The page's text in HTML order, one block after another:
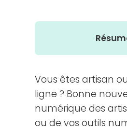
Vous êtes artisan
ligne ? Bonne
numérique des
ou de vos outils